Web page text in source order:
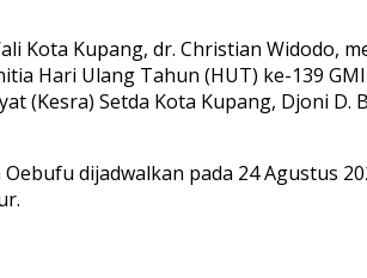
Kota Kupang, dr. Christian Widodo,
Hari Ulang Tahun (HUT) ke-139
(Kesra) Setda Kota Kupang, Djoni
dijadwalkan pada 24